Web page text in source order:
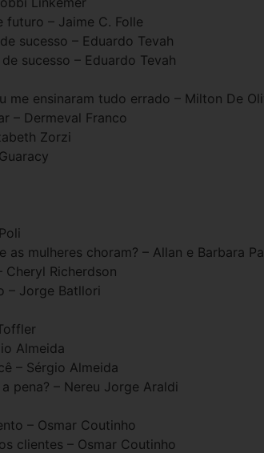
futuro – Jaime C. Folle
sucesso – Eduardo Tevah
sucesso – Eduardo Tevah
ensinaram tudo errado – Milton De
– Dermeval Franco
Zorzi
mulheres choram? – Allan e Barbara
Richerdson
– Jorge Batllori
Almeida
– Sérgio Almeida
pena? – Nereu Jorge Araldi
– Osmar Coutinho
clientes – Osmar Coutinho